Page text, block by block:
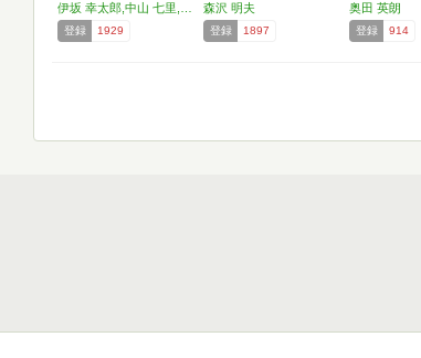
登録 1929
森沢 明夫
登録 1897
奥田 英朗
登録 914